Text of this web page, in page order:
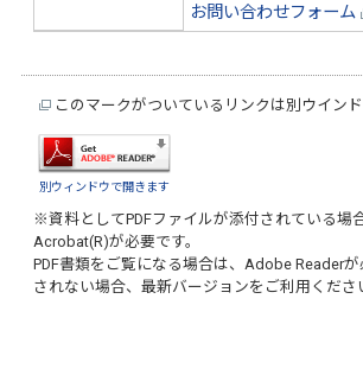
お問い合わせフォーム
このマークがついているリンクは別ウイン
別ウィンドウで開きます
※資料としてPDFファイルが添付されている場
Acrobat(R)が必要です。
PDF書類をご覧になる場合は、Adobe Readerが
されない場合、最新バージョンをご利用くださ